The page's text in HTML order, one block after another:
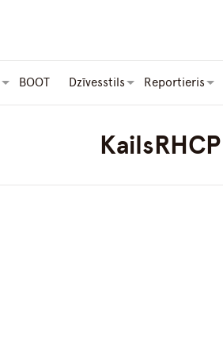
BOOT Dzīvesstils Reportieris
KailsRHCP